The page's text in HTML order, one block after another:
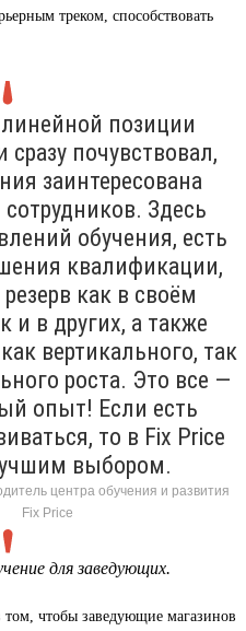
треком, способствовать
позиции
сразу почувствовал,
заинтересована
сотрудников. Здесь
обучения, есть
квалификации,
как в своём
и в других, а также
вертикального, так
роста. Это все —
опыт! Если есть
то в Fix Price
выбором.
центра обучения и развития
Fix Price
для заведующих.
том, чтобы заведующие магазинов